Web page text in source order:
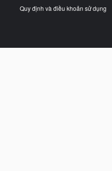
Quy định và điều khoản sử dụng